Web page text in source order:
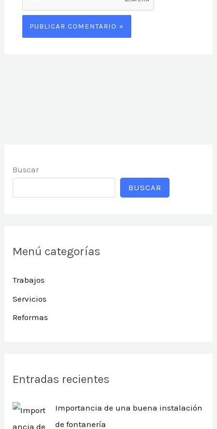
Buscar
BUSCAR
Menú categorías
Trabajos
Servicios
Reformas
Entradas recientes
Importancia de una buena instalación
de fontanería